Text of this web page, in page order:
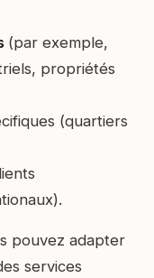
(par exemple,
propriétés
(quartiers
pouvez adapter
services